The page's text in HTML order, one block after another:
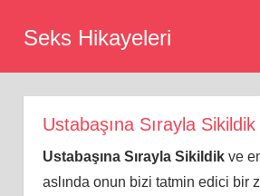
Seks Hikayeleri
Ustabaşına Sırayla Sikildik
Ustabaşına Sırayla Sikildikve
aslında onun bizi tatmin edici bir